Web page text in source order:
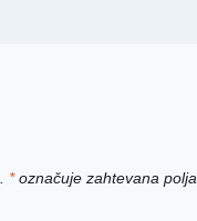
*označuje zahtevana polja